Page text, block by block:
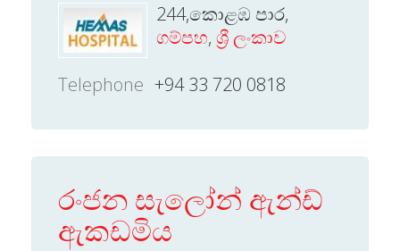
244,කොළඹ පාර,
ගම්පහ, ශ්‍රී ලංකාව
Telephone +94 33 720 0818
රංජන සැලෝන් ඇන්ඩ්
ඇකඩමිය